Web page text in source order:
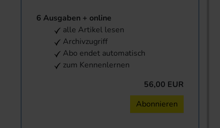
6 Ausgaben + online
alle Artikel lesen
Archivzugriff
Abo endet automatisch
zum Kennenlernen
56,00 EUR
Abonnieren